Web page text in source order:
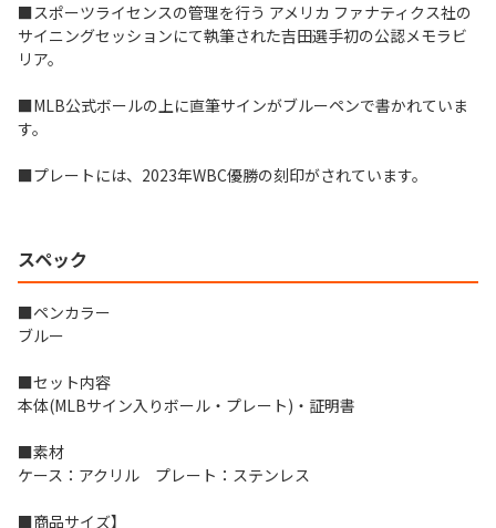
■スポーツライセンスの管理を行う アメリカ ファナティクス社の
サイニングセッションにて執筆された吉田選手初の公認メモラビ
リア。
■MLB公式ボールの上に直筆サインがブルーペンで書かれていま
す。
■プレートには、2023年WBC優勝の刻印がされています。
スペック
■ペンカラー
ブルー
■セット内容
本体(MLBサイン入りボール・プレート)・証明書
■素材
ケース：アクリル プレート：ステンレス
■商品サイズ】